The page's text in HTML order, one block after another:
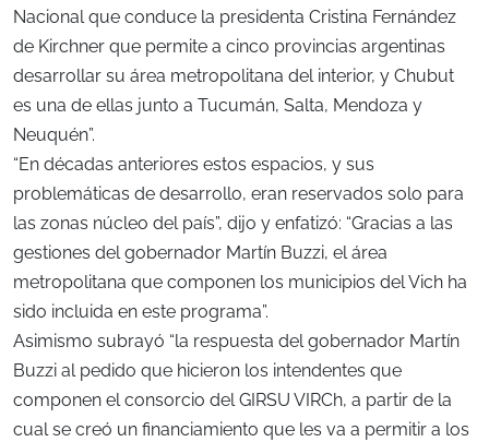
Nacional que conduce la presidenta Cristina Fernández
de Kirchner que permite a cinco provincias argentinas
desarrollar su área metropolitana del interior, y Chubut
es una de ellas junto a Tucumán, Salta, Mendoza y
Neuquén”.
“En décadas anteriores estos espacios, y sus
problemáticas de desarrollo, eran reservados solo para
las zonas núcleo del país”, dijo y enfatizó: “Gracias a las
gestiones del gobernador Martín Buzzi, el área
metropolitana que componen los municipios del Vich ha
sido incluida en este programa”.
Asimismo subrayó “la respuesta del gobernador Martín
Buzzi al pedido que hicieron los intendentes que
componen el consorcio del GIRSU VIRCh, a partir de la
cual se creó un financiamiento que les va a permitir a los